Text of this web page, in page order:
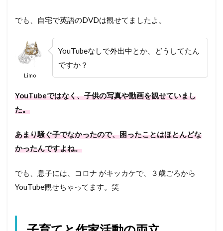
でも、自宅で英語のDVDは観せてましたよ。
Limo
YouTubeなしで外出中とか、どうしてたん
ですか？
YouTubeではなく、子供の写真や動画を観せていまし
た。
あまり騒ぐ子でなかったので、困ったことはほとんどな
かったんですよね。
でも、息子には、コロナ がキッカケで、３歳ごろから
YouTube観せちゃってます。笑